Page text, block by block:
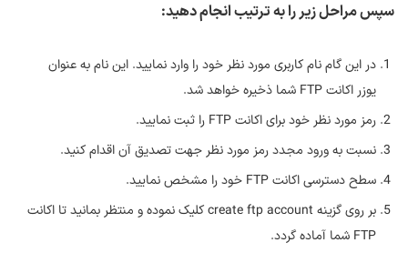
سپس مراحل زیر را به ترتیب انجام دهید:
در این گام نام کاربری مورد نظر خود را وارد نمایید. این نام به عنوان
یوزر اکانت FTP شما ذخیره خواهد شد.
رمز مورد نظر خود برای اکانت FTP را ثبت نمایید.
نسبت به ورود مجدد رمز مورد نظر جهت تصدیق آن اقدام کنید.
سطح دسترسی اکانت FTP خود را مشخص نمایید.
بر روی گزینه create ftp account کلیک نموده و منتظر بمانید تا اکانت
FTP شما آماده گردد.